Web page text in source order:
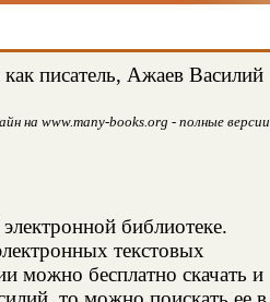
писатель, Ажаев Василий
на www.many-books.org - полные версии
библиотеке.
текстовых
можно бесплатно скачать и